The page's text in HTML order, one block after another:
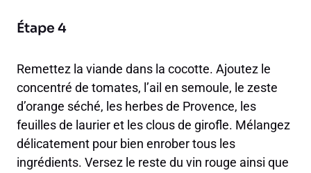
Étape 4
Remettez la viande dans la cocotte. Ajoutez le
concentré de tomates, l’ail en semoule, le zeste
d’orange séché, les herbes de Provence, les
feuilles de laurier et les clous de girofle. Mélangez
délicatement pour bien enrober tous les
ingrédients. Versez le reste du vin rouge ainsi que